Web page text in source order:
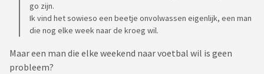
go zijn.
Ik vind het sowieso een beetje onvolwassen eigenlijk, een man
die nog elke week naar de kroeg wil.
Maar een man die elke weekend naar voetbal wil is geen
probleem?